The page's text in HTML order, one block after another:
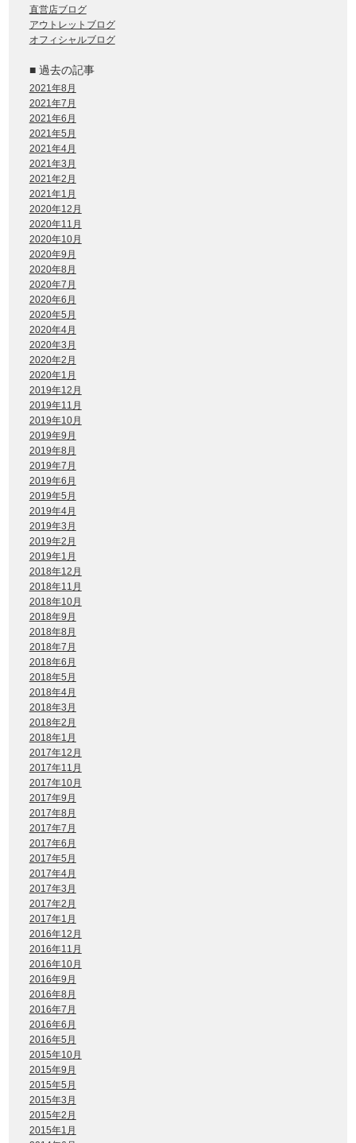
直営店ブログ
アウトレットブログ
オフィシャルブログ
■ 過去の記事
2021年8月
2021年7月
2021年6月
2021年5月
2021年4月
2021年3月
2021年2月
2021年1月
2020年12月
2020年11月
2020年10月
2020年9月
2020年8月
2020年7月
2020年6月
2020年5月
2020年4月
2020年3月
2020年2月
2020年1月
2019年12月
2019年11月
2019年10月
2019年9月
2019年8月
2019年7月
2019年6月
2019年5月
2019年4月
2019年3月
2019年2月
2019年1月
2018年12月
2018年11月
2018年10月
2018年9月
2018年8月
2018年7月
2018年6月
2018年5月
2018年4月
2018年3月
2018年2月
2018年1月
2017年12月
2017年11月
2017年10月
2017年9月
2017年8月
2017年7月
2017年6月
2017年5月
2017年4月
2017年3月
2017年2月
2017年1月
2016年12月
2016年11月
2016年10月
2016年9月
2016年8月
2016年7月
2016年6月
2016年5月
2015年10月
2015年9月
2015年5月
2015年3月
2015年2月
2015年1月